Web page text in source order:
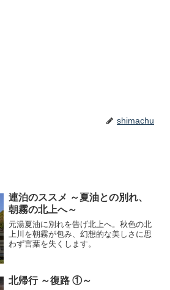
shimachu
連泊のススメ ～夏油との別れ、
朝霧の北上へ～
元湯夏油に別れを告げ北上へ。秋色の北
上川を朝霧が包み、幻想的な美しさに思
わず言葉を失くします。
北帰行 ～復路 ①～